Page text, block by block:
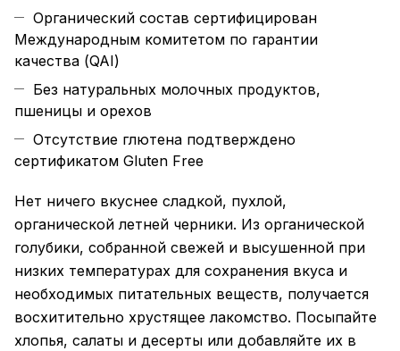
Органический состав сертифицирован
Международным комитетом по гарантии
качества (QAI)
Без натуральных молочных продуктов,
пшеницы и орехов
Отсутствие глютена подтверждено
сертификатом Gluten Free
Нет ничего вкуснее сладкой, пухлой,
органической летней черники. Из органической
голубики, собранной свежей и высушенной при
низких температурах для сохранения вкуса и
необходимых питательных веществ, получается
восхитительно хрустящее лакомство. Посыпайте
хлопья, салаты и десерты или добавляйте их в